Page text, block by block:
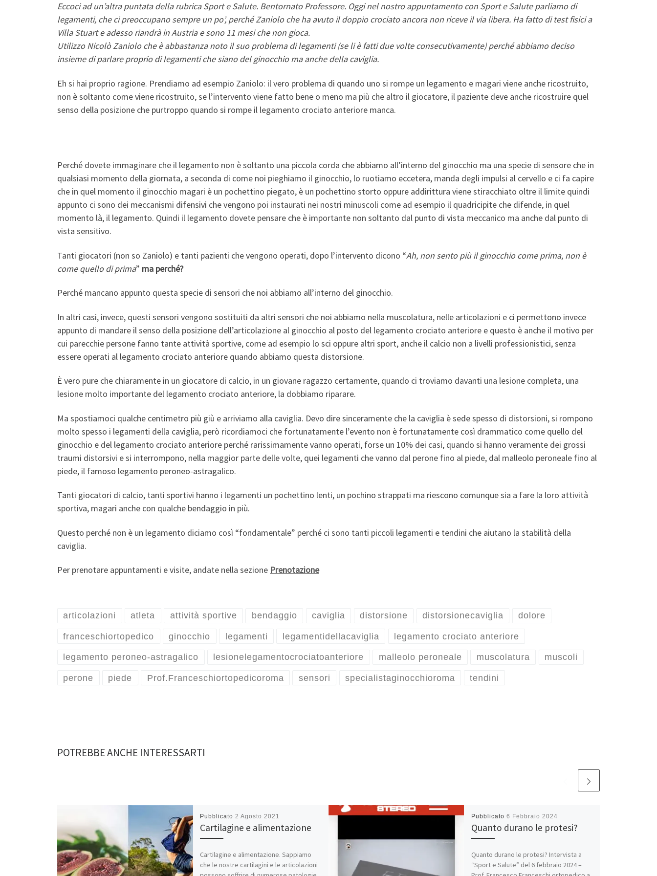
freccia
diminuire
il
Eccoci ad un’altra puntata della rubrica Sport e Salute. Bentornato Professore. Oggi nel nostro appuntamento con Sport e Salute parliamo di
legamenti, che ci preoccupano sempre un po’, perché Zaniolo che ha avuto il doppio crociato ancora non riceve il via libera. Ha fatto di test fisici a
Villa Stuart e adesso riandrà in Austria e sono 11 mesi che non gioca.
Utilizzo Nicolò Zaniolo che è abbastanza noto il suo problema di legamenti (se li è fatti due volte consecutivamente) perché abbiamo deciso
insieme di parlare proprio di legamenti che siano del ginocchio ma anche della caviglia.
Eh si hai proprio ragione. Prendiamo ad esempio Zaniolo: il vero problema di quando uno si rompe un legamento e magari viene anche ricostruito,
non è soltanto come viene ricostruito, se l’intervento viene fatto bene o meno ma più che altro il giocatore, il paziente deve anche ricostruire quel
senso della posizione che purtroppo quando si rompe il legamento crociato anteriore manca.
Perché dovete immaginare che il legamento non è soltanto una piccola corda che abbiamo all’interno del ginocchio ma una specie di sensore che in
qualsiasi momento della giornata, a seconda di come noi pieghiamo il ginocchio, lo ruotiamo eccetera, manda degli impulsi al cervello e ci fa capire
che in quel momento il ginocchio magari è un pochettino piegato, è un pochettino storto oppure addirittura viene stiracchiato oltre il limite quindi
appunto ci sono dei meccanismi difensivi che vengono poi instaurati nei nostri minuscoli come ad esempio il quadricipite che difende, in quel
momento là, il legamento. Quindi il legamento dovete pensare che è importante non soltanto dal punto di vista meccanico ma anche dal punto di
vista sensitivo.
Tanti giocatori (non so Zaniolo) e tanti pazienti che vengono operati, dopo l’intervento dicono “Ah, non sento più il ginocchio come prima, non è
come quello di prima” ma perché?
Perché mancano appunto questa specie di sensori che noi abbiamo all’interno del ginocchio.
In altri casi, invece, questi sensori vengono sostituiti da altri sensori che noi abbiamo nella muscolatura, nelle articolazioni e ci permettono invece
appunto di mandare il senso della posizione dell’articolazione al ginocchio al posto del legamento crociato anteriore e questo è anche il motivo per
cui parecchie persone fanno tante attività sportive, come ad esempio lo sci oppure altri sport, anche il calcio non a livelli professionistici, senza
essere operati al legamento crociato anteriore quando abbiamo questa distorsione.
È vero pure che chiaramente in un giocatore di calcio, in un giovane ragazzo certamente, quando ci troviamo davanti una lesione completa, una
lesione molto importante del legamento crociato anteriore, la dobbiamo riparare.
Ma spostiamoci qualche centimetro più giù e arriviamo alla caviglia. Devo dire sinceramente che la caviglia è sede spesso di distorsioni, si rompono
molto spesso i legamenti della caviglia, però ricordiamoci che fortunatamente l’evento non è fortunatamente così drammatico come quello del
ginocchio e del legamento crociato anteriore perché rarissimamente vanno operati, forse un 10% dei casi, quando si hanno veramente dei grossi
traumi distorsivi e si interrompono, nella maggior parte delle volte, quei legamenti che vanno dal perone fino al piede, dal malleolo peroneale fino al
piede, il famoso legamento peroneo-astragalico.
Tanti giocatori di calcio, tanti sportivi hanno i legamenti un pochettino lenti, un pochino strappati ma riescono comunque sia a fare la loro attività
sportiva, magari anche con qualche bendaggio in più.
Questo perché non è un legamento diciamo così “fondamentale” perché ci sono tanti piccoli legamenti e tendini che aiutano la stabilità della
caviglia.
Per prenotare appuntamenti e visite, andate nella sezione Prenotazione
articolazioni atleta attività sportive bendaggio caviglia distorsione distorsionecaviglia dolore
franceschiortopedico ginocchio legamenti legamentidellacaviglia legamento crociato anteriore
legamento peroneo-astragalico lesionelegamentocrociatoanteriore malleolo peroneale muscolatura muscoli
perone piede Prof.Franceschiortopedicoroma sensori specialistaginocchioroma tendini
POTREBBE ANCHE INTERESSARTI
Pubblicato 2 Agosto 2021
Cartilagine e alimentazione
Cartilagine e alimentazione. Sappiamo
che le nostre cartilagini e le articolazioni
Pubblicato 6 Febbraio 2024
Quanto durano le protesi?
Quanto durano le protesi? Intervista a
“Sport e Salute” del 6 febbraio 2024 –